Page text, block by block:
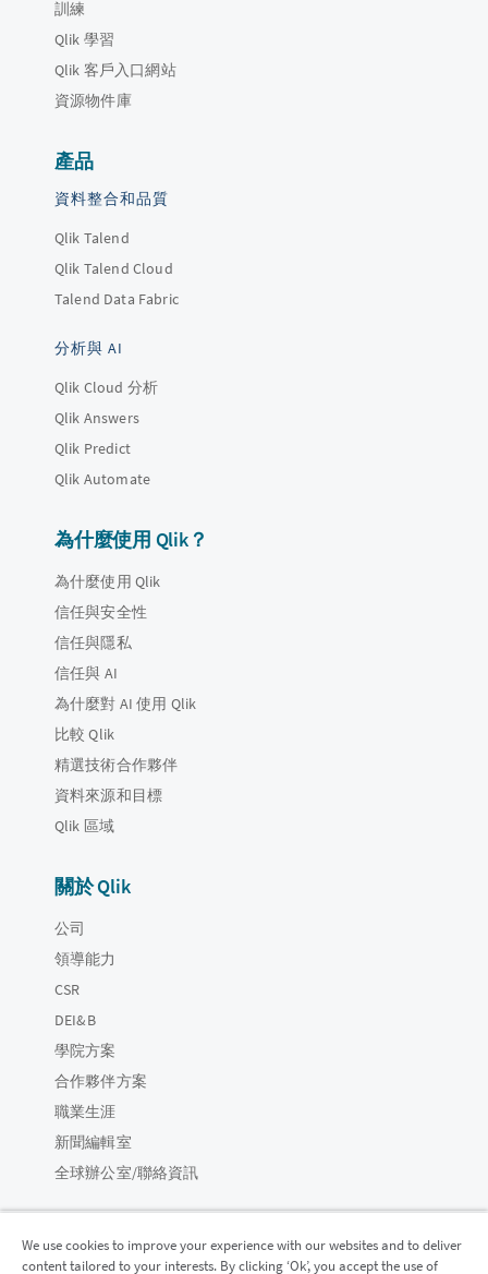
訓練
Qlik 學習
Qlik 客戶入口網站
資源物件庫
產品
資料整合和品質
Qlik Talend
Qlik Talend Cloud
Talend Data Fabric
分析與 AI
Qlik Cloud 分析
Qlik Answers
Qlik Predict
Qlik Automate
為什麼使用 Qlik？
為什麼使用 Qlik
信任與安全性
信任與隱私
信任與 AI
為什麼對 AI 使用 Qlik
比較 Qlik
精選技術合作夥伴
資料來源和目標
Qlik 區域
關於 Qlik
公司
領導能力
CSR
DEI&B
學院方案
合作夥伴方案
職業生涯
新聞編輯室
全球辦公室/聯絡資訊
We use cookies to improve your experience with our websites and to deliver
content tailored to your interests. By clicking ‘Ok’, you accept the use of